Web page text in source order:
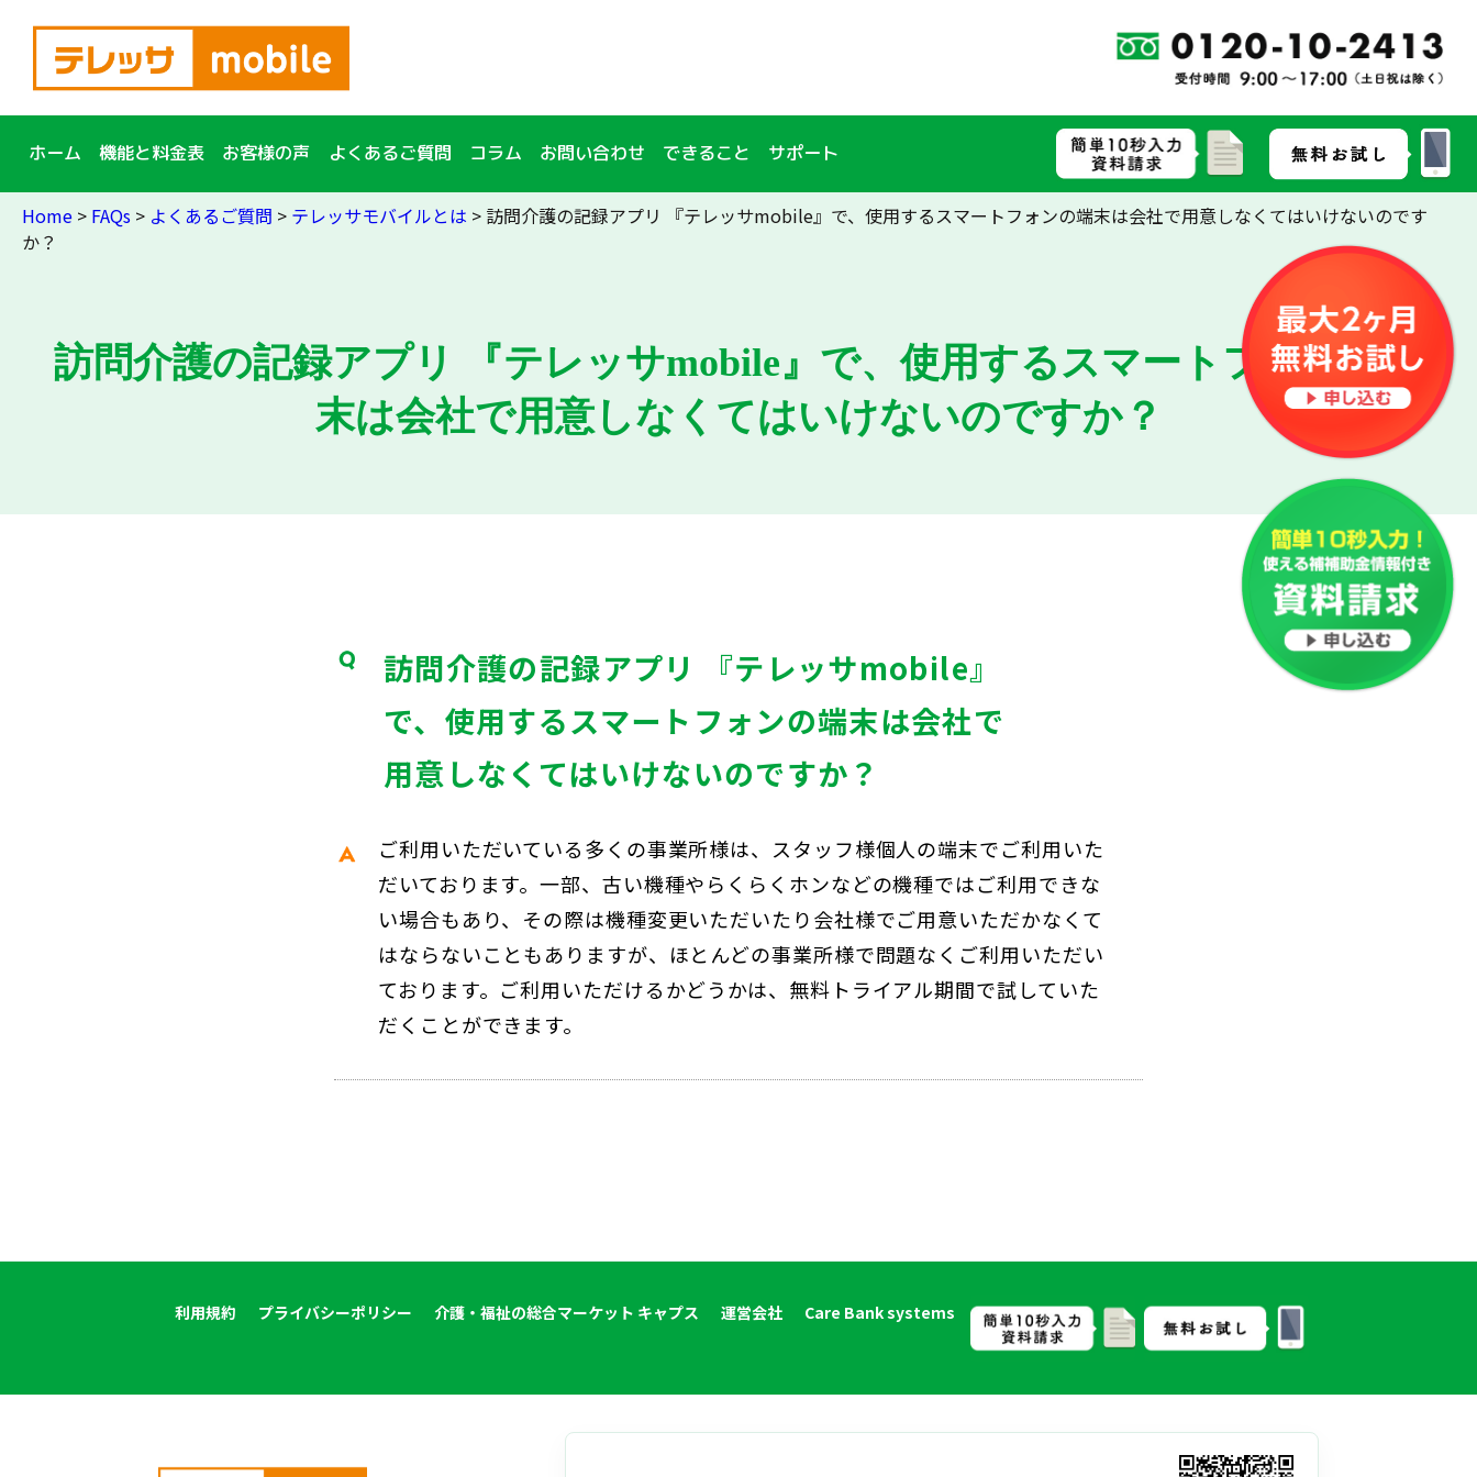
ホーム 機能と料金表 お客様の声 よくあるご質問 コラム お問い合わせ できること サポート
簡単10秒入力！資料
請求
Home > FAQs > よくあるご質問 > テレッサモバイルとは > 訪問介護の記録アプリ 『テレッサmobile』で、使用するスマートフォンの端末は会社で用意しなくてはいけないのです
か？
訪問介護の記録アプリ 『テレッサmobile』で、使用するスマートフォンの端
末は会社で用意しなくてはいけないのですか？
訪問介護の記録アプリ 『テレッサmobile』
で、使用するスマートフォンの端末は会社で
用意しなくてはいけないのですか？
ご利用いただいている多くの事業所様は、スタッフ様個人の端末でご利用いた
だいております。一部、古い機種やらくらくホンなどの機種ではご利用できな
い場合もあり、その際は機種変更いただいたり会社様でご用意いただかなくて
はならないこともありますが、ほとんどの事業所様で問題なくご利用いただい
ております。ご利用いただけるかどうかは、無料トライアル期間で試していた
だくことができます。
利用規約 プライバシーポリシー 介護・福祉の総合マーケット キャプス 運営会社 Care Bank systems